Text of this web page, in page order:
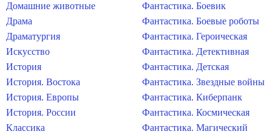
Домашние животные
Драма
Драматургия
Искусство
История
История. Востока
История. Европы
История. России
Классика
Фантастика. Боевик
Фантастика. Боевые роботы
Фантастика. Героическая
Фантастика. Детективная
Фантастика. Детская
Фантастика. Звездные войны
Фантастика. Киберпанк
Фантастика. Космическая
Фантастика. Магический